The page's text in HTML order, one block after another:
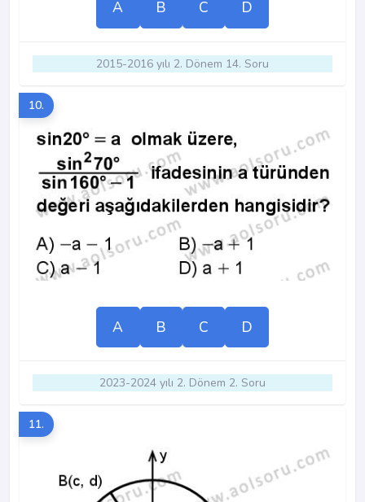
A B C D
2015-2016 yılı 2. Dönem 14. Soru
10.
A B C D
2023-2024 yılı 2. Dönem 2. Soru
11.